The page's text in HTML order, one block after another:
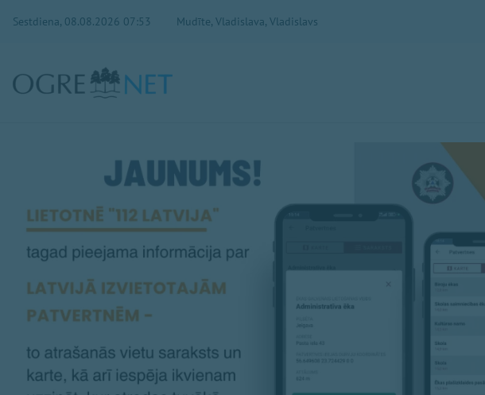
Sestdiena, 08.08.2026 07:53 Mudīte, Vladislava, Vladislavs